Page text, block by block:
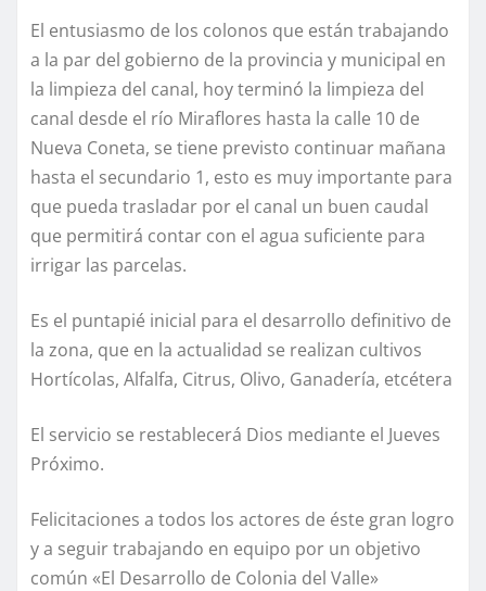
El entusiasmo de los colonos que están trabajando
a la par del gobierno de la provincia y municipal en
la limpieza del canal, hoy terminó la limpieza del
canal desde el río Miraflores hasta la calle 10 de
Nueva Coneta, se tiene previsto continuar mañana
hasta el secundario 1, esto es muy importante para
que pueda trasladar por el canal un buen caudal
que permitirá contar con el agua suficiente para
irrigar las parcelas.
Es el puntapié inicial para el desarrollo definitivo de
la zona, que en la actualidad se realizan cultivos
Hortícolas, Alfalfa, Citrus, Olivo, Ganadería, etcétera
El servicio se restablecerá Dios mediante el Jueves
Próximo.
Felicitaciones a todos los actores de éste gran logro
y a seguir trabajando en equipo por un objetivo
común «El Desarrollo de Colonia del Valle»